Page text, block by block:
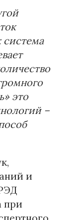
система
это
–
и
при